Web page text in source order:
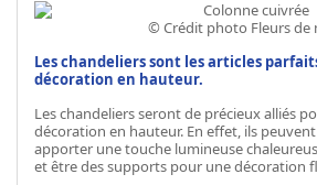
© Crédit photo Fleurs de
Leschandelierssont les articles
décoration en hauteur.
Les chandeliers seront de précieux alliés
décoration en hauteur. En effet, ils
apporter une touche lumineuse
et être des supports pour une décoration